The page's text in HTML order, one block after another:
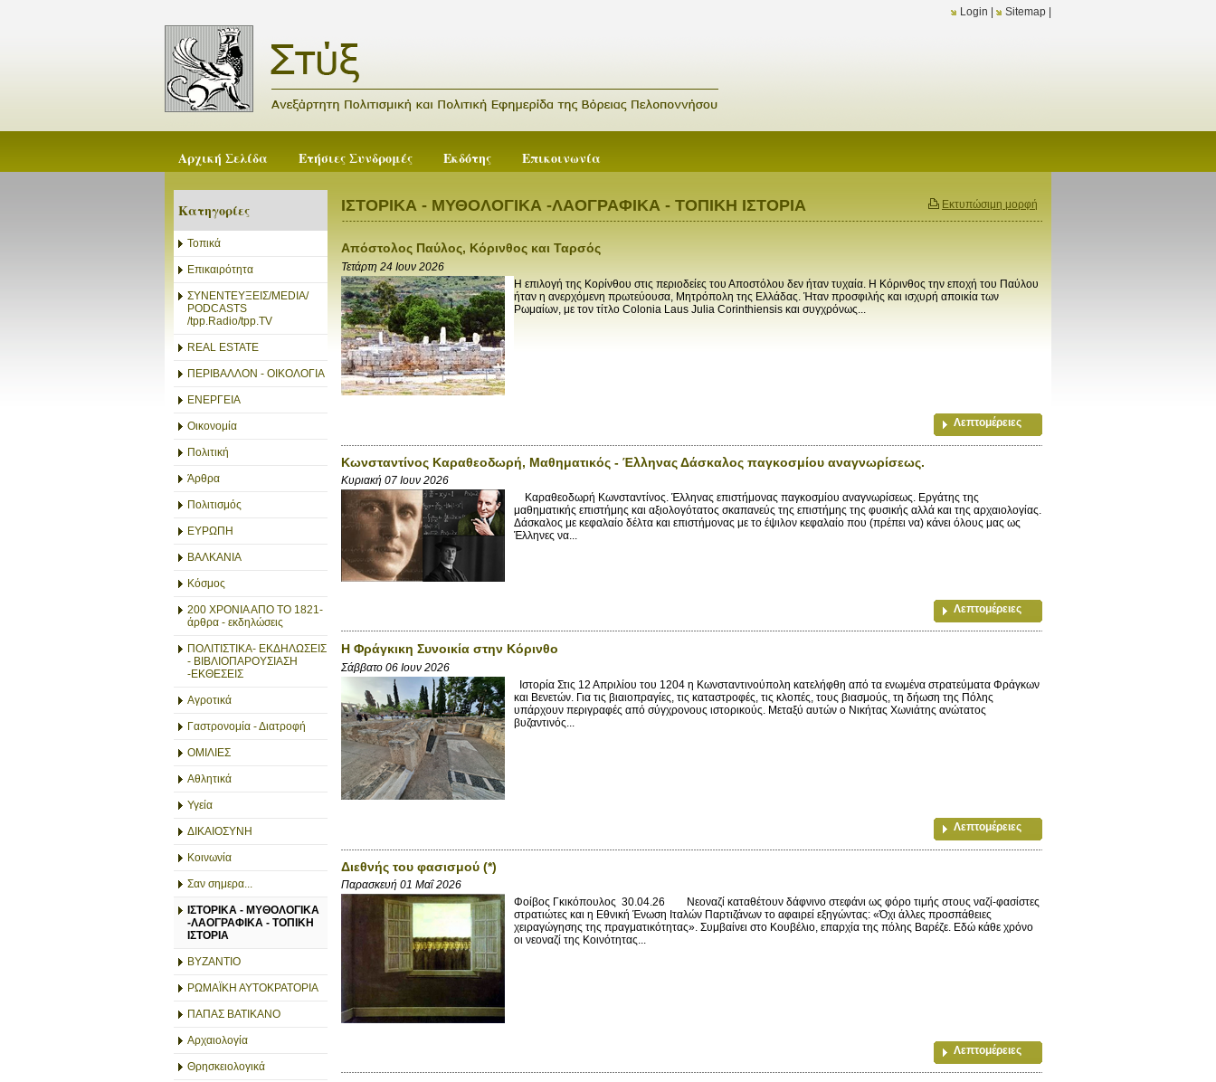
Login Sitemap
Αρχική Σελίδα Ετήσιες Συνδρομές Εκδότης Επικοινωνία
Κατηγορίες
Τοπικά
Επικαιρότητα
ΣΥΝΕΝΤΕΥΞΕΙΣ/MEDIA/
PODCASTS
/tpp.Radio/tpp.TV
REAL ESTATE
ΠΕΡΙΒΑΛΛΟΝ - ΟΙΚΟΛΟΓΙΑ
ΕΝΕΡΓΕΙΑ
Οικονομία
Πολιτική
Άρθρα
Πολιτισμός
ΕΥΡΩΠΗ
ΒΑΛΚΑΝΙΑ
Κόσμος
200 ΧΡΟΝΙΑ ΑΠΟ ΤΟ 1821-
άρθρα - εκδηλώσεις
ΠΟΛΙΤΙΣΤΙΚΑ- ΕΚΔΗΛΩΣΕΙΣ
- ΒΙΒΛΙΟΠΑΡΟΥΣΙΑΣΗ
-ΕΚΘΕΣΕΙΣ
Αγροτικά
Γαστρονομία - Διατροφή
ΟΜΙΛΙΕΣ
Αθλητικά
Υγεία
ΔΙΚΑΙΟΣΥΝΗ
Κοινωνία
Σαν σημερα...
ΙΣΤΟΡΙΚΑ - ΜΥΘΟΛΟΓΙΚΑ
-ΛΑΟΓΡΑΦΙΚΑ - ΤΟΠΙΚΗ
ΙΣΤΟΡΙΑ
ΒΥΖΑΝΤΙΟ
ΡΩΜΑΪΚΗ ΑΥΤΟΚΡΑΤΟΡΙΑ
ΠΑΠΑΣ ΒΑΤΙΚΑΝΟ
Αρχαιολογία
Θρησκειολογικά
Εκτυπώσιμη μορφή
ΙΣΤΟΡΙΚΑ - ΜΥΘΟΛΟΓΙΚΑ -ΛΑΟΓΡΑΦΙΚΑ - ΤΟΠΙΚΗ ΙΣΤΟΡΙΑ
Απόστολος Παύλος, Κόρινθος και Ταρσός
Τετάρτη 24 Ιουν 2026
Η επιλογή της Κορίνθου στις περιοδείες του Αποστόλου δεν ήταν τυχαία. Η Κόρινθος την εποχή του Παύλου
ήταν η ανερχόμενη πρωτεύουσα, Μητρόπολη της Ελλάδας. Ήταν προσφιλής και ισχυρή αποικία των
Ρωμαίων, με τον τίτλο Colonia Laus Julia Corinthiensis και συγχρόνως...
Λεπτομέρειες
Κωνσταντίνος Καραθεοδωρή, Μαθηματικός - Έλληνας Δάσκαλος παγκοσμίου αναγνωρίσεως.
Κυριακή 07 Ιουν 2026
Καραθεοδωρή Κωνσταντίνος. Έλληνας επιστήμονας παγκοσμίου αναγνωρίσεως. Εργάτης της
μαθηματικής επιστήμης και αξιολογότατος σκαπανεύς της επιστήμης της φυσικής αλλά και της αρχαιολογίας.
Δάσκαλος με κεφαλαίο δέλτα και επιστήμονας με το έψιλον κεφαλαίο που (πρέπει να) κάνει όλους μας ως
Έλληνες να...
Λεπτομέρειες
Η Φράγκικη Συνοικία στην Κόρινθο
Σάββατο 06 Ιουν 2026
Ιστορία Στις 12 Απριλίου του 1204 η Κωνσταντινούπολη κατελήφθη από τα ενωμένα στρατεύματα Φράγκων
και Βενετών. Για τις βιαιοπραγίες, τις καταστροφές, τις κλοπές, τους βιασμούς, τη δήωση της Πόλης
υπάρχουν περιγραφές από σύγχρονους ιστορικούς. Μεταξύ αυτών ο Νικήτας Χωνιάτης ανώτατος
βυζαντινός...
Λεπτομέρειες
Διεθνής του φασισμού (*)
Παρασκευή 01 Μαΐ 2026
Φοίβος Γκικόπουλος 30.04.26 Νεοναζί καταθέτουν δάφνινο στεφάνι ως φόρο τιμής στους ναζί-φασίστες
στρατιώτες και η Εθνική Ένωση Ιταλών Παρτιζάνων το αφαιρεί εξηγώντας: «Όχι άλλες προσπάθειες
χειραγώγησης της πραγματικότητας». Συμβαίνει στο Κουβέλιο, επαρχία της πόλης Βαρέζε. Εδώ κάθε χρόνο
οι νεοναζί της Κοινότητας...
Λεπτομέρειες